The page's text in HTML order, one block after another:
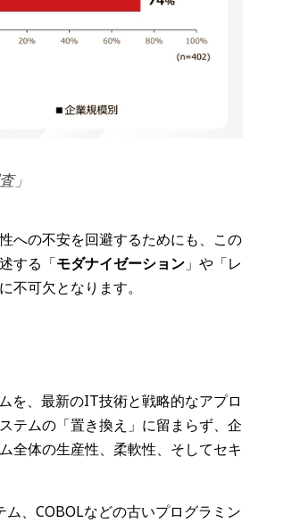
」
への不安を回避するためにも、この
する「モダナイゼーション 」や「レ
不可欠となります。
を、最新のIT技術と戦略的なアプロ
テムの「置き換え」に留まらず、企
全体の生産性、柔軟性、そしてセキ
、COBOLなどの古いプログラミン